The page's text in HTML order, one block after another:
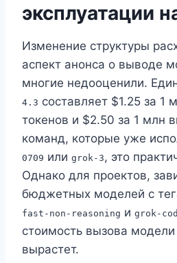
эксплуатации
Изменение структуры
аспект анонса о выводе
многие недооценили.
4.3 составляет $1.25 за 1
токенов и $2.50 за 1 млн
команд, которые уже
0709 или grok-3 , это
Однако для проектов,
бюджетных моделей с
fast-non-reasoning и grok-
стоимость вызова
вырастет.